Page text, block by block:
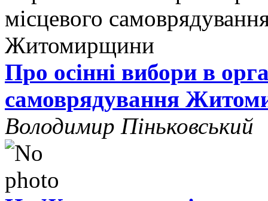
Про осінні вибори в
самоврядування
Володимир Піньковський